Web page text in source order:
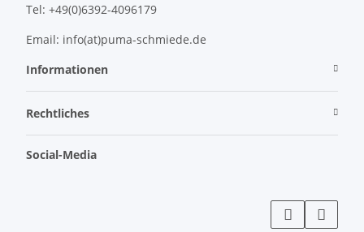
Tel: +49(0)6392-4096179
Email: info(at)puma-schmiede.de
Informationen
Rechtliches
Social-Media